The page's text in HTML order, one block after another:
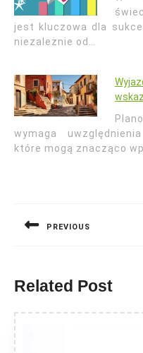
jest kluczowa dla
niezależnie od…
wymaga
które mogą znacząco
PREVIOUS
Related Post